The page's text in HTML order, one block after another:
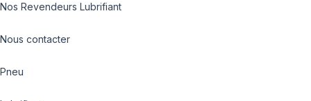
Nos Revendeurs Lubrifiant
Nous contacter
Pneu